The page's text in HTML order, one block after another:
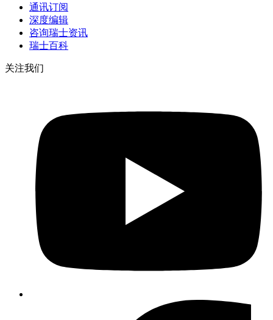
通讯订阅
深度编辑
咨询瑞士资讯
瑞士百科
关注我们